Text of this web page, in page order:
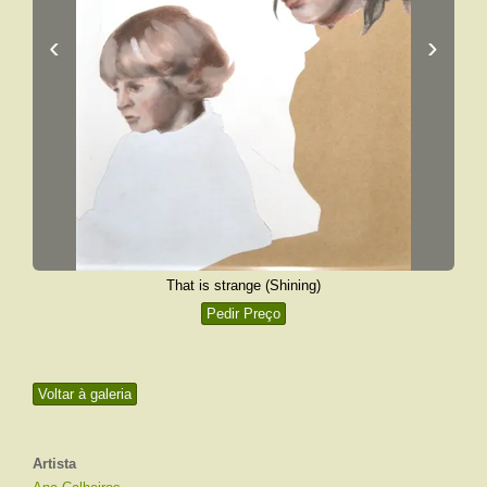
Voltar à galeria
Artista
‹ ›
That is strange (Shining)
Pedir Preço